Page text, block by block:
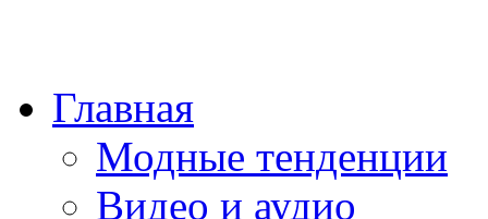
Главная
Модные тенденции
Видео и аудио